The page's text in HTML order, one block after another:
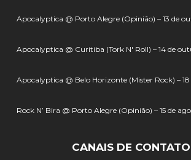
Apocalyptica @ Porto Alegre (Opinião) – 13 de
Apocalyptica @ Curitiba (Tork N' Roll) – 14 de
Apocalyptica @ Belo Horizonte (Mister Rock) –
Rock N’ Bira @ Porto Alegre (Opinião) – 15 de
CANAIS DE CONTATO